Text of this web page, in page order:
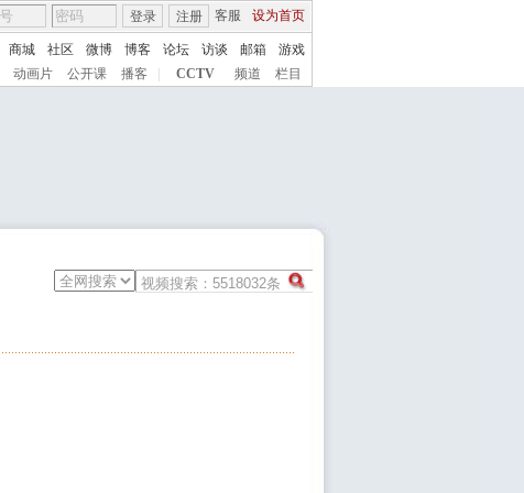
客服 设为首页
登录 注册
商城 社区 微博 博客 论坛 访谈 邮箱
游戏
动画片 公开课 播客 CCTV 频道 栏目